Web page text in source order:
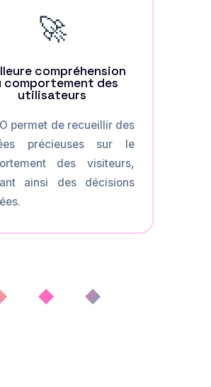
🚀
compréhension
comportement des
utilisateurs
permet de recueillir des
précieuses sur le
des visiteurs,
ainsi des décisions
◆ ◆